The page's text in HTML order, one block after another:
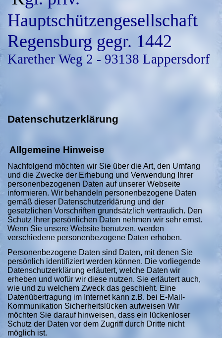
Hauptschützengesellschaft
Regensburg gegr. 1442
Karether Weg 2 - 93138 Lappersdorf
Datenschutzerklärung
Allgemeine Hinweise
Nachfolgend möchten wir Sie über die Art, den Umfang
und die Zwecke der Erhebung und Verwendung Ihrer
personenbezogenen Daten auf unserer Webseite
informieren. Wir behandeln personenbezogene Daten
gemäß dieser Datenschutzerklärung und der
gesetzlichen Vorschriften grundsätzlich vertraulich. Den
Schutz Ihrer persönlichen Daten nehmen wir sehr ernst.
Wenn Sie unsere Website benutzen, werden
verschiedene personenbezogene Daten erhoben.
Personenbezogene Daten sind Daten, mit denen Sie
persönlich identifiziert werden können. Die vorliegende
Datenschutzerklärung erläutert, welche Daten wir
erheben und wofür wir diese nutzen. Sie erläutert auch,
wie und zu welchem Zweck das geschieht. Eine
Datenübertragung im Internet kann z.B. bei E-Mail-
Kommunikation Sicherheitslücken aufweisen Wir
möchten Sie darauf hinweisen, dass ein lückenloser
Schutz der Daten vor dem Zugriff durch Dritte nicht
möglich ist.